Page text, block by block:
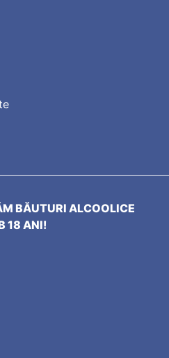
BĂUTURI ALCOOLICE
18 ANI!